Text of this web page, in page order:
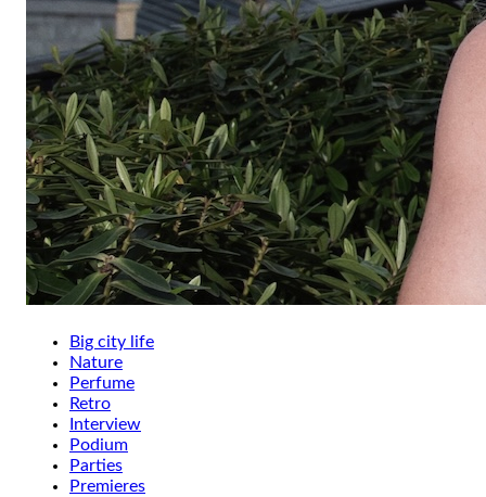
Big city life
Nature
Perfume
Retro
Interview
Podium
Parties
Premieres